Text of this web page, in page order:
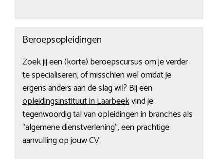
Beroepsopleidingen
Zoek jij een (korte) beroepscursus om je verder
te specialiseren, of misschien wel omdat je
ergens anders aan de slag wil? Bij een
opleidingsinstituut in Laarbeekvind je
tegenwoordig tal van opleidingen in branches als
“algemene dienstverlening”, een prachtige
aanvulling op jouw CV.